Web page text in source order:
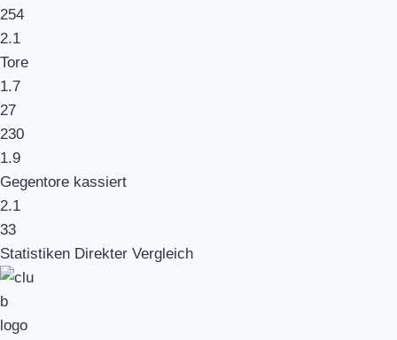
254
2.1
Tore
1.7
27
230
1.9
Gegentore kassiert
2.1
33
Statistiken Direkter Vergleich